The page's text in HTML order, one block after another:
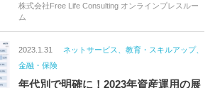
ニュース検索
キーワード検索 動画
twitter
株式会社Free Life Consulting オンラインプレスルー
ム
2023.1.31
ネットサービス、教育・スキルアップ、
金融・保険
年代別で明確に！2023年資産運用の展